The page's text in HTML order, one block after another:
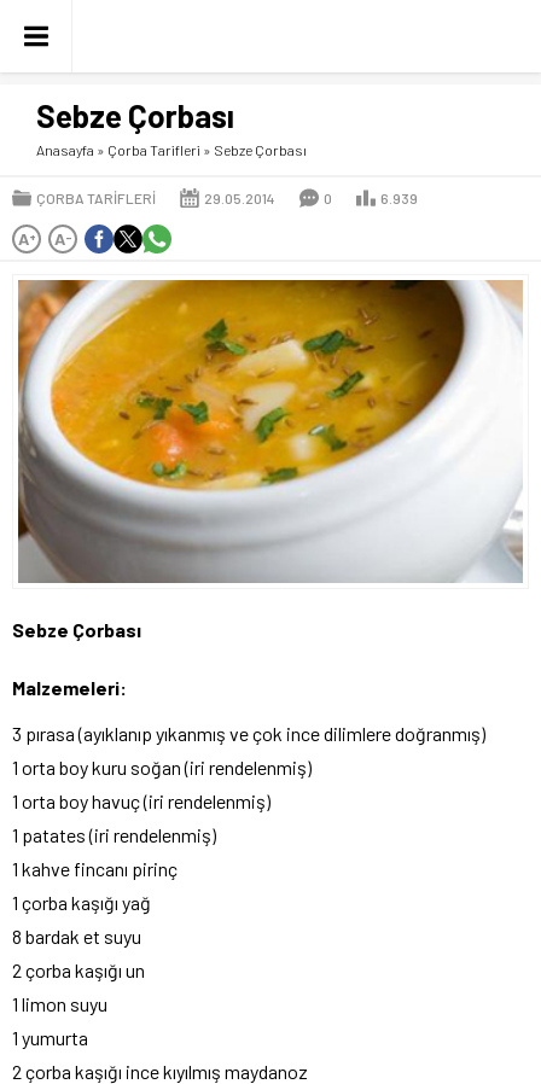
Sebze Çorbası
Anasayfa » Çorba Tarifleri » Sebze Çorbası
ÇORBA TARIFLERI 29.05.2014 0 6.939
A+ A-
Sebze Çorbası
Malzemeleri:
3 pırasa (ayıklanıp yıkanmış ve çok ince dilimlere doğranmış)
1 orta boy kuru soğan (iri rendelenmiş)
1 orta boy havuç (iri rendelenmiş)
1 patates (iri rendelenmiş)
1 kahve fincanı pirinç
1 çorba kaşığı yağ
8 bardak et suyu
2 çorba kaşığı un
1 limon suyu
1 yumurta
2 çorba kaşığı ince kıyılmış maydanoz